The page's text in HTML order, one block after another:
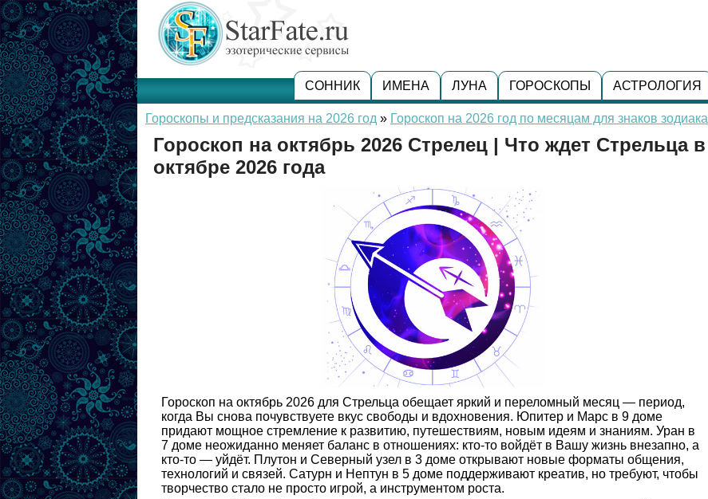
СОННИК ИМЕНА ЛУНА ГОРОСКОПЫ АСТРОЛОГИЯ
Гороскопы и предсказания на 2026 год » Гороскоп на 2026 год по месяцам для знаков зодиака
Гороскоп на октябрь 2026 Стрелец | Что ждет Стрельца в
октябре 2026 года
Гороскоп на октябрь 2026 для Стрельца обещает яркий и переломный месяц — период,
когда Вы снова почувствуете вкус свободы и вдохновения. Юпитер и Марс в 9 доме
придают мощное стремление к развитию, путешествиям, новым идеям и знаниям. Уран в
7 доме неожиданно меняет баланс в отношениях: кто-то войдёт в Вашу жизнь внезапно, а
кто-то — уйдёт. Плутон и Северный узел в 3 доме открывают новые форматы общения,
технологий и связей. Сатурн и Нептун в 5 доме поддерживают креатив, но требуют, чтобы
творчество стало не просто игрой, а инструментом роста.